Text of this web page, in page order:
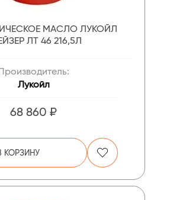
МАСЛО ЛУКОЙЛ
ЛТ 46 216,5Л
Лукойл
68 860 ₽
КОРЗИНУ